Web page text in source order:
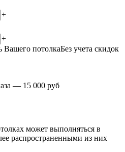
+
+
Вашего потолкаБез учета скидок
— 15 000 руб
может выполняться в
распространенными из них